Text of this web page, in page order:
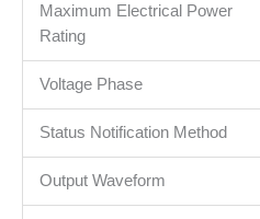
Maximum Electrical Power
Rating
Voltage Phase
Status Notification Method
Output Waveform